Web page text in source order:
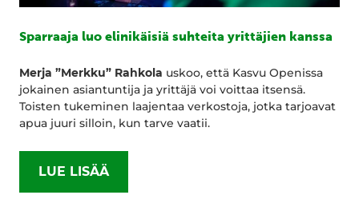
Sparraaja luo elinikäisiä suhteita yrittäjien kanssa
Merja ”Merkku” Rahkola uskoo, että Kasvu Openissa
jokainen asiantuntija ja yrittäjä voi voittaa itsensä.
Toisten tukeminen laajentaa verkostoja, jotka tarjoavat
apua juuri silloin, kun tarve vaatii.
LUE LISÄÄ